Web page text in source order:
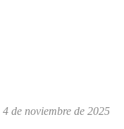
4 de noviembre de 2025